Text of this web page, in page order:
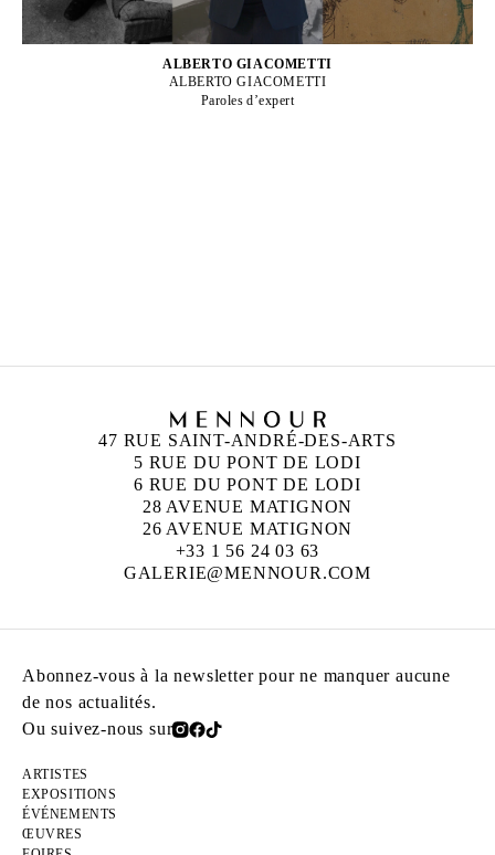
ALBERTO GIACOMETTI
ALBERTO GIACOMETTI
Paroles d’expert
47 RUE SAINT-ANDRÉ-DES-ARTS
5 RUE DU PONT DE LODI
6 RUE DU PONT DE LODI
28 AVENUE MATIGNON
26 AVENUE MATIGNON
+33 1 56 24 03 63
GALERIE@MENNOUR.COM
Abonnez-vous à la newsletter pour ne manquer aucune
de nos actualités.
Ou suivez-nous sur
ARTISTES
EXPOSITIONS
ÉVÉNEMENTS
ŒUVRES